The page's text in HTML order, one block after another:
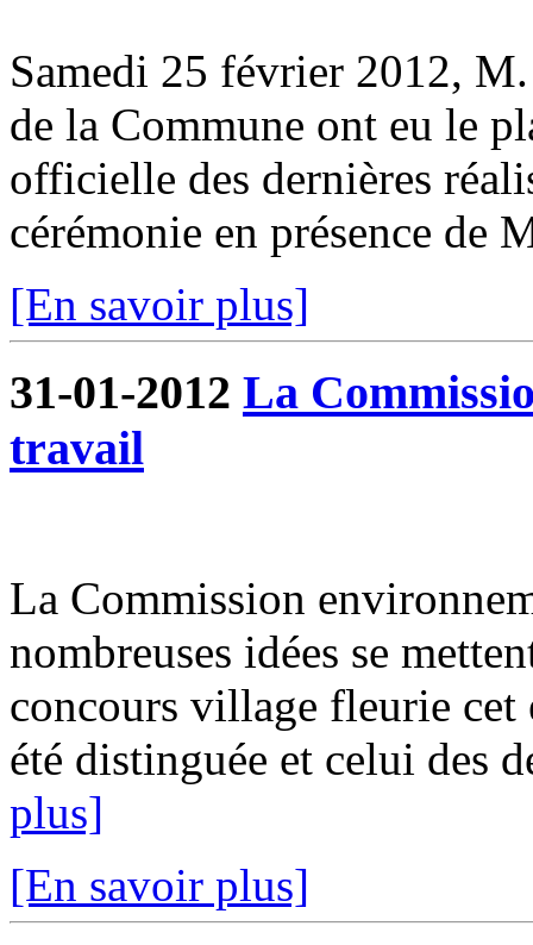
Samedi 25 février 2012,
de la Commune ont eu le
officielle des dernières
cérémonie en présence de
[En savoir plus]
31-01-2012 La
travail
La Commission
nombreuses idées se
concours village fleurie cet
été distinguée et celui des
plus]
[En savoir plus]